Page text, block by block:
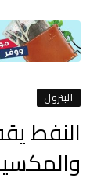
البترول
النفط